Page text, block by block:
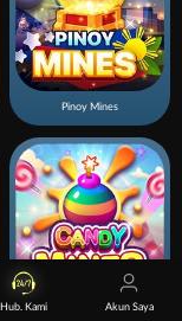
Pinoy Mines
Candy Mines
Hub. Kami Akun Saya